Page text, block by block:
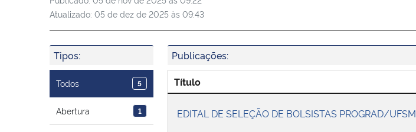
Atualizado: 05 de dez de 2025 às 09:43
Tipos:
Todos 5
Abertura 1
Publicações:
Título
EDITAL DE SELEÇÃO DE BOLSISTAS PROGRAD/UFSM